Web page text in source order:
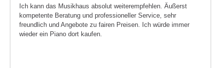
Ich kann das Musikhaus absolut weiterempfehlen. Äußerst
kompetente Beratung und professioneller Service, sehr
freundlich und Angebote zu fairen Preisen. Ich würde immer
wieder ein Piano dort kaufen.